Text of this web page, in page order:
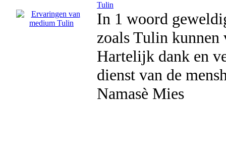
Tulin
In 1 woord
zoals Tulin kunnen
Hartelijk dank en
dienst van de
Namasè Mies